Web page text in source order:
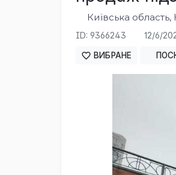
Київська область,
ID: 9366243 12/6/
ВИБРАНЕ